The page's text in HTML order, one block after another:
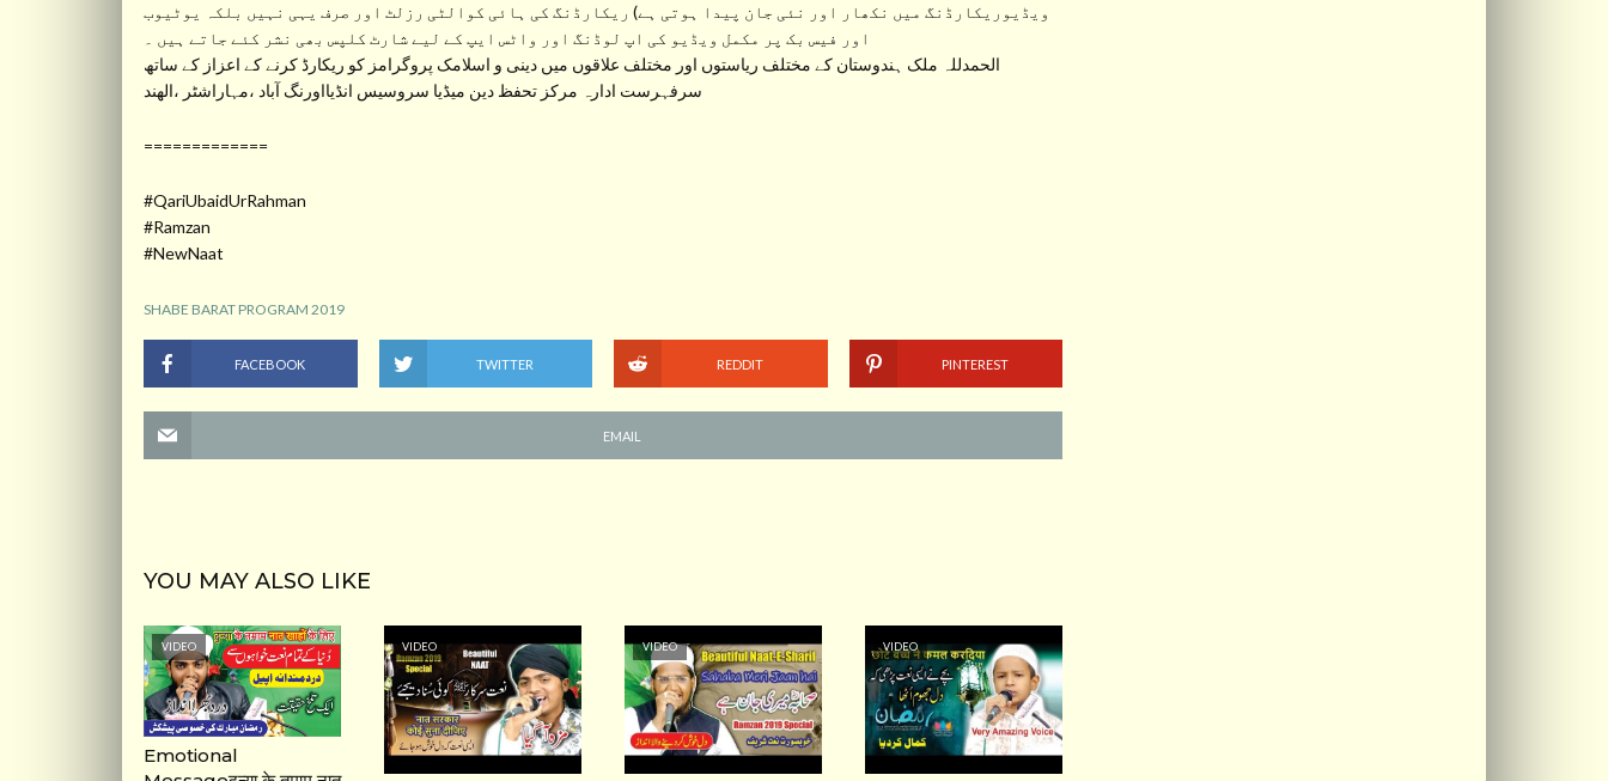
ویڈیوریکارڈنگ میں نکھار اور نئی جان پیدا ہوتی ہے) ریکارڈنگ کی ہائی کوالٹی رزلٹ اور صرف یہی نہیں بلکہ یوٹیوب
اور فیس بک پر مکمل ویڈیو کی اپ لوڈنگ اور واٹس ایپ کے لیے شارٹ کلپس بھی نشر کئے جاتے ہیں ۔
الحمدللہ ملک ہندوستان کے مختلف ریاستوں اور مختلف علاقوں میں دینی و اسلامک پروگرامز کو ریکارڈ کرنے کے اعزاز کے ساتھ
سرفہرست ادارہ مرکز تحفظ دین میڈیا سروسیس انڈیااورنگ آباد ،مہاراشٹر ،الھند
=============
#QariUbaidUrRahman
#Ramzan
#NewNaat
SHABE BARAT PROGRAM 2019
FACEBOOK TWITTER REDDIT PINTEREST
EMAIL
YOU MAY ALSO LIKE
VIDEO
Emotional
VIDEO VIDEO VIDEO